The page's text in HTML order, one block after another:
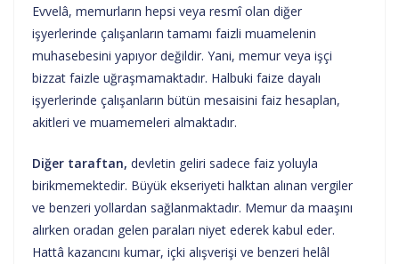
Evvelâ, memurların hepsi veya resmî olan diğer
işyerlerinde çalışanların tamamı faizli muamelenin
muhasebesini yapıyor değildir. Yani, memur veya işçi
bizzat faizle uğraşmamaktadır. Halbuki faize dayalı
işyerlerinde çalışanların bütün mesaisini faiz hesaplan,
akitleri ve muamemeleri almaktadır.
Diğer taraftan, devletin geliri sadece faiz yoluyla
birikmemektedir. Büyük ekseriyeti halktan alınan vergiler
ve benzeri yollardan sağlanmaktadır. Memur da maaşını
alırken oradan gelen paraları niyet ederek kabul eder.
Hattâ kazancını kumar, içki alışverişi ve benzeri helâl